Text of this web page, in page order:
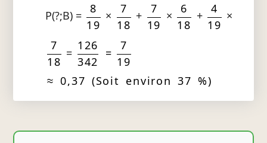
P(?;B) =
8
19
×
7
18
+
7
19
×
6
18
+
4
19
×
7
18
=
126
342
=
7
19
≈ 0,37 (Soit environ 37 %)